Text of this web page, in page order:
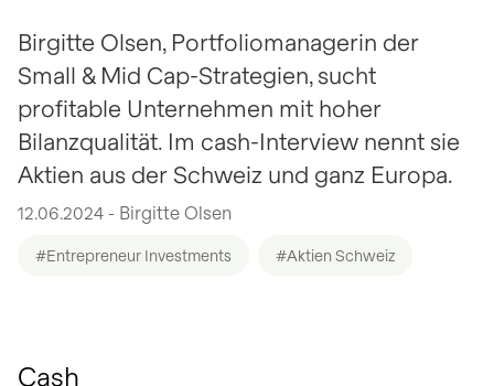
Birgitte Olsen, Portfoliomanagerin der
Small & Mid Cap-Strategien, sucht
profitable Unternehmen mit hoher
Bilanzqualität. Im cash-Interview nennt sie
Aktien aus der Schweiz und ganz Europa.
12.06.2024 - Birgitte Olsen
#Entrepreneur Investments #Aktien Schweiz
Cash